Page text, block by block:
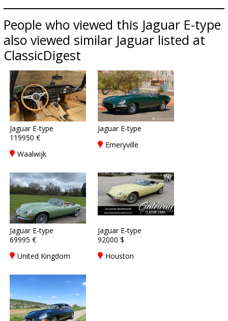
People who viewed this Jaguar E-type
also viewed similar Jaguar listed at
ClassicDigest
Jaguar E-type
119950 €
Waalwijk
Jaguar E-type
Emeryville
Jaguar E-type
69995 €
United Kingdom
Jaguar E-type
92000 $
Houston